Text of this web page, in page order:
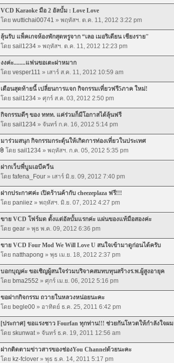
VCD Karaoke มือ 2 อัลบั้ม : Love Love
โดย wuttichai00741 » พฤหัสฯ. ต.ค. 11, 2012 3:22 pm
ลุ้นรับ แพ็คเกจห้องพักสุดหรูจาก “เลอ เมอริเดียน เชียงราย"
โดย sail1234 » พฤหัสฯ. ต.ค. 11, 2012 12:23 pm
งงค่ะ........แฟนขอเตะผ่าหมาก
โดย vesper111 » เสาร์ ส.ค. 11, 2012 10:59 am
เดือนสุดท้ายนี้ เปลี่ยนการแจก กิจกรรมเที่ยวฟรี5ภาค ใหม่!
โดย sail1234 » ศุกร์ ส.ค. 03, 2012 2:50 pm
กิจกรรมดีๆ ของ ททท. แค่ร่วมก็มีโอกาสได้ลุ้นฟรี
โดย sail1234 » จันทร์ ก.ค. 16, 2012 5:14 pm
มาร่วมสนุก กิจกรรมกระตุ้นให้เกิดการท่องเที่ยวในประเทศ
โดย sail1234 » พฤหัสฯ. ก.ค. 05, 2012 5:35 pm
ฝากเว็บพี่บูมเอบีควีน
โดย fafena_Four » เสาร์ มิ.ย. 09, 2012 7:40 pm
ฝากประกาศค่ะ เปิดร้านค้ากับ cheezeplaza ฟรี!!!
โดย paniiez » พฤหัสฯ. มิ.ย. 07, 2012 4:27 pm
ขาย VCD โฟร์มด ตั้งแต่อัลบั้มแรกค่ะ แผ่นของแท้มือสองค่ะ
โดย gear » พุธ พ.ค. 09, 2012 6:36 pm
ขาย VCD Four Mod We Will Love U สนใจเข้ามาดูก่อนได้ครับ
โดย natthapong » พุธ เม.ย. 18, 2012 2:37 pm
บอกบุญค่ะ ขอเชิญผู้สนใจร่วมบริจาคสมทบทุนสร้างร.พ.ผู้สูงอายุค
โดย bma2552 » ศุกร์ เม.ย. 06, 2012 5:16 pm
ขอฝากกิจกรรม ถวายในหลวงหน่อยนะคะ
โดย begle00 » อาทิตย์ ธ.ค. 25, 2011 6:42 pm
[ประกาศ] ขอแรงชาว Fourfan ทุกท่าน!!! ช่วยกันโหวตให้กำลังใจผม
โดย skunwat» จันทร์ ธ.ค. 19, 2011 12:56 am
ฝากติดตามข่าวสารของช่องYou Channelด้วยนะคะ
โดย kz-fclover » พุธ ธ.ค. 14, 2011 5:17 pm